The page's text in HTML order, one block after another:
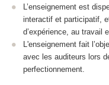
L’enseignement est
interactif et participatif,
d’expérience, au travail
L'enseignement fait
avec les auditeurs lors
perfectionnement.